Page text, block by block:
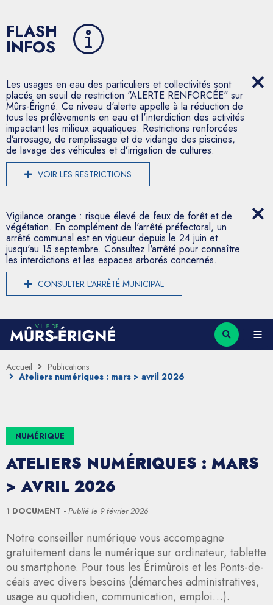
FLASH
INFOS
Les usages en eau des particuliers et collectivités sont
placés en seuil de restriction "ALERTE RENFORCÉE" sur
Mûrs-Érigné. Ce niveau d'alerte appelle à la réduction de
tous les prélèvements en eau et l'interdiction des activités
impactant les milieux aquatiques. Restrictions renforcées
d’arrosage, de remplissage et de vidange des piscines,
de lavage des véhicules et d’irrigation de cultures.
VOIR LES RESTRICTIONS
Vigilance orange : risque élevé de feux de forêt et de
végétation. En complément de l'arrêté préfectoral, un
arrêté communal est en vigueur depuis le 24 juin et
jusqu'au 15 septembre. Consultez l'arrêté pour connaître
les interdictions et les espaces arborés concernés.
CONSULTER L'ARRÊTÉ MUNICIPAL
Accueil
Publications
Ateliers numériques : mars > avril 2026
NUMÉRIQUE
ATELIERS NUMÉRIQUES : MARS
> AVRIL 2026
1 DOCUMENT Publié le 9 février 2026
Notre conseiller numérique vous accompagne
gratuitement dans le numérique sur ordinateur, tablette
ou smartphone. Pour tous les Érimûrois et les Ponts-de-
céais avec divers besoins (démarches administratives,
usage au quotidien, communication, emploi…).